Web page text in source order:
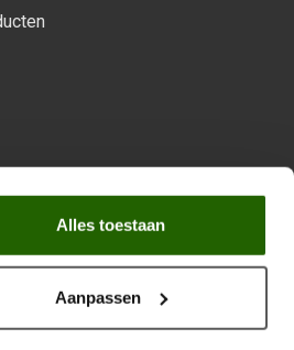
Alles toestaan
Aanpassen